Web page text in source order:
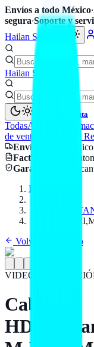
Envíos a todo México·
segura·Soporte y
Hailan Store
Hailan Store
Mi cuenta
TodasAccesorios
de venta
Seguridad y
Envío
a todo México
Factura CFDI
Garantía
de
Inicio
Cable
Volver al catálogo
VIDEO
Cable